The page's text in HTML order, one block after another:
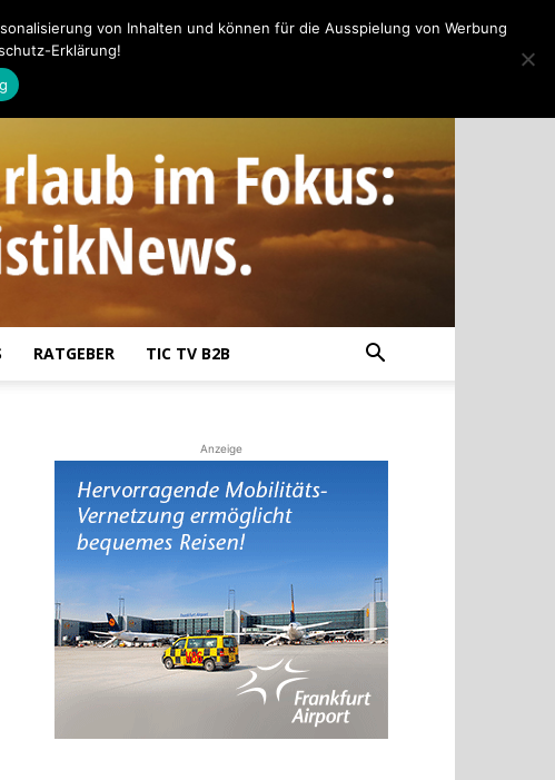
RATGEBER TIC TV B2B
Anzeige
von Inhalten und können für die Ausspielung von Werbung
Erklärung!